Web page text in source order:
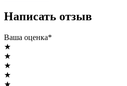
Написать отзыв
Ваша оценка*
★
★
★
★
★